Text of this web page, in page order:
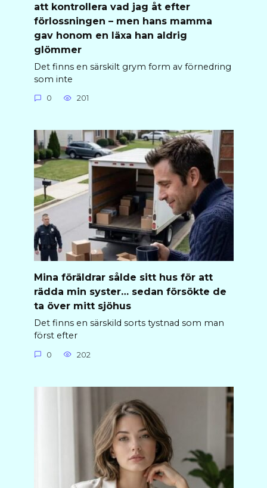
att kontrollera vad jag åt efter
förlossningen – men hans mamma
gav honom en läxa han aldrig
glömmer
Det finns en särskilt grym form av förnedring
som inte
0 201
Mina föräldrar sålde sitt hus för att
rädda min syster… sedan försökte de
ta över mitt sjöhus
Det finns en särskild sorts tystnad som man
först efter
0 202